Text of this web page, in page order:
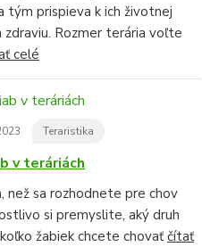
tým prispieva k ich životnej
zdraviu. Rozmer terária voľte
celé
Teraristika
v teráriách
než sa rozhodnete pre chov
si premyslite, aký druh
žabiek chcete chovaťčítať